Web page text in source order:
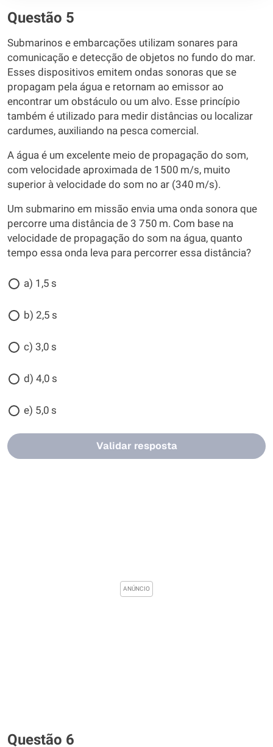
Questão 5
Submarinos e embarcações utilizam sonares para
comunicação e detecção de objetos no fundo do mar.
Esses dispositivos emitem ondas sonoras que se
propagam pela água e retornam ao emissor ao
encontrar um obstáculo ou um alvo. Esse princípio
também é utilizado para medir distâncias ou localizar
cardumes, auxiliando na pesca comercial.
A água é um excelente meio de propagação do som,
com velocidade aproximada de 1500 m/s, muito
superior à velocidade do som no ar (340 m/s).
Um submarino em missão envia uma onda sonora que
percorre uma distância de 3 750 m. Com base na
velocidade de propagação do som na água, quanto
tempo essa onda leva para percorrer essa distância?
a) 1,5 s
b) 2,5 s
c) 3,0 s
d) 4,0 s
e) 5,0 s
Validar resposta
Questão 6